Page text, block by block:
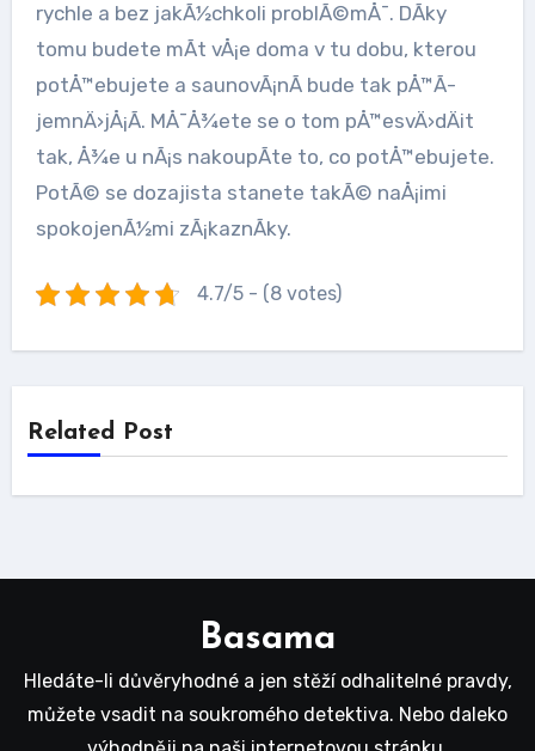
rychle a bez jakÃ½chkoli problÃ©mÅ¯. DÃ­ky
tomu budete mÃ­t vÅ¡e doma v tu dobu, kterou
potÅ™ebujete a saunovÃ¡nÃ­ bude tak pÅ™Ã­
jemnÄ›jÅ¡Ã­. MÅ¯Å¾ete se o tom pÅ™esvÄ›dÄit
tak, Å¾e u nÃ¡s nakoupÃ­te to, co potÅ™ebujete.
PotÃ© se dozajista stanete takÃ© naÅ¡imi
spokojenÃ½mi zÃ¡kaznÃ­ky.
4.7/5 - (8 votes)
Related Post
Basama
Hledáte-li důvěryhodné a jen stěží odhalitelné pravdy,
můžete vsadit na soukromého detektiva. Nebo daleko